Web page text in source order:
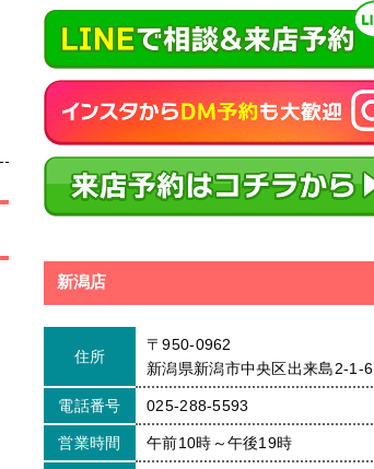
新潟店
住所
〒950-0962
新潟県新潟市中央区出来島2-1-6
電話番号 025-288-5593
営業時間 午前10時～午後19時